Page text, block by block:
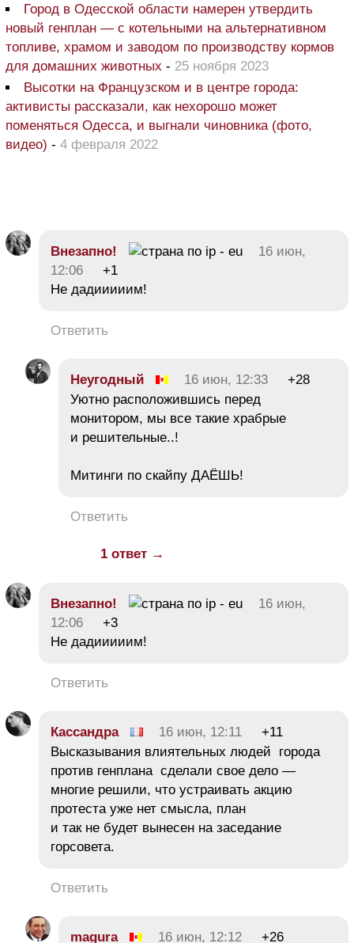
Город в Одесской области намерен утвердить
новый генплан — с котельными на альтернативном
топливе, храмом и заводом по производству кормов
для домашних животных - 25 ноября 2023
Высотки на Французском и в центре города:
активисты рассказали, как нехорошо может
поменяться Одесса, и выгнали чиновника (фото,
видео) - 4 февраля 2022
Внезапно!
16 июн,
12:06
+1
Не дадииииим!
Ответить
Неугодный 16 июн, 12:33
+28
Уютно расположившись перед
монитором, мы все такие храбрые
и решительные..!
Митинги по скайпу ДАЁШЬ!
Ответить
1 ответ →
Внезапно!
16 июн,
12:06
+3
Не дадииииим!
Ответить
Кассандра 16 июн, 12:11
+11
Высказывания влиятельных людей города
против генплана сделали свое дело —
многие решили, что устраивать акцию
протеста уже нет смысла, план
и так не будет вынесен на заседание
горсовета.
Ответить
magura 16 июн, 12:12 +26